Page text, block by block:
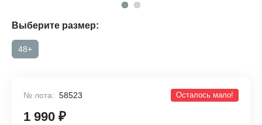
Выберите размер:
48+
№ лота: 58523 Осталось мало!
1 990 ₽